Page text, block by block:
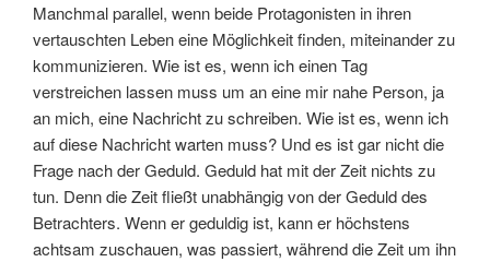
Manchmal parallel, wenn beide Protagonisten in ihren
vertauschten Leben eine Möglichkeit finden, miteinander zu
kommunizieren. Wie ist es, wenn ich einen Tag
verstreichen lassen muss um an eine mir nahe Person, ja
an mich, eine Nachricht zu schreiben. Wie ist es, wenn ich
auf diese Nachricht warten muss? Und es ist gar nicht die
Frage nach der Geduld. Geduld hat mit der Zeit nichts zu
tun. Denn die Zeit fließt unabhängig von der Geduld des
Betrachters. Wenn er geduldig ist, kann er höchstens
achtsam zuschauen, was passiert, während die Zeit um ihn